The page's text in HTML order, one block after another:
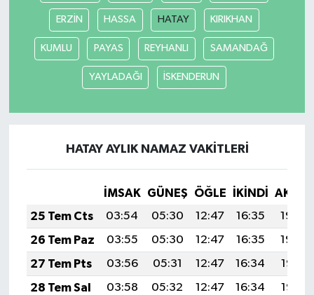
ERZİN HASSA HATAY KIRIKHAN
KUMLU PAYAS REYHANLI SAMANDAĞ
YAYLADAĞI İSKENDERUN
HATAY AYLIK NAMAZ VAKITLERI
İMSAK GÜNEŞ ÖĞLE İKINDI
25 Tem Cts
03:54 05:30 12:47 16:35
19:54
26 Tem Paz
03:55 05:30 12:47 16:35
19:54
27 Tem Pts
03:56 05:31 12:47 16:34
19:53
28 Tem Sal
03:58 05:32 12:47 16:34
19:52